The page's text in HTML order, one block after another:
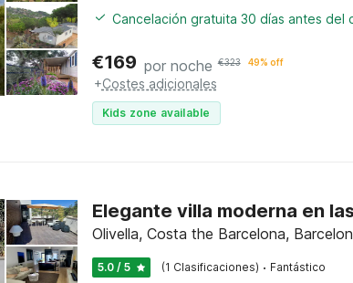
Cancelación gratuita 30 días antes del
€169 por noche €323 49% off
+Costes adicionales
Kids zone available
Elegante villa moderna en
Olivella, Costa the Barcelona,
5.0 / 5 (1 Clasificaciones) · Fantástico